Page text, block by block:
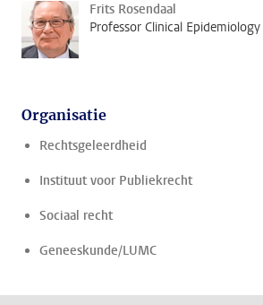
Frits Rosendaal
Professor Clinical Epidemiology
Organisatie
Rechtsgeleerdheid
Instituut voor Publiekrecht
Sociaal recht
Geneeskunde/LUMC